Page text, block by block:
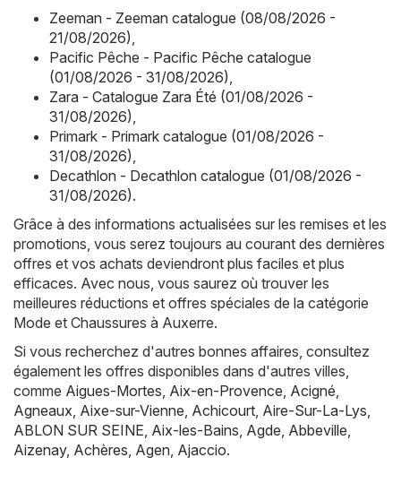
Zeeman - Zeeman catalogue (08/08/2026 -
21/08/2026),
Pacific Pêche - Pacific Pêche catalogue
(01/08/2026 - 31/08/2026),
Zara - Catalogue Zara Été (01/08/2026 -
31/08/2026),
Primark - Primark catalogue (01/08/2026 -
31/08/2026),
Decathlon - Decathlon catalogue (01/08/2026 -
31/08/2026).
Grâce à des informations actualisées sur les remises et les
promotions, vous serez toujours au courant des dernières
offres et vos achats deviendront plus faciles et plus
efficaces. Avec nous, vous saurez où trouver les
meilleures réductions et offres spéciales de la catégorie
Mode et Chaussures à Auxerre.
Si vous recherchez d'autres bonnes affaires, consultez
également les offres disponibles dans d'autres villes,
comme Aigues-Mortes, Aix-en-Provence, Acigné,
Agneaux, Aixe-sur-Vienne, Achicourt, Aire-Sur-La-Lys,
ABLON SUR SEINE, Aix-les-Bains, Agde, Abbeville,
Aizenay, Achères, Agen, Ajaccio.